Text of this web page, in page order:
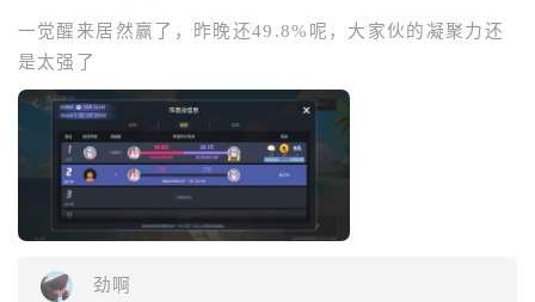
一觉醒来居然赢了，昨晚还49.8%呢，大家伙的凝聚力还
是太强了
劲啊